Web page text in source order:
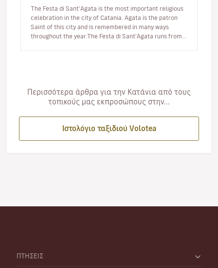
The Festa di Sant'Agata is the most important religious
celebration in the city of Catania. Agata is the patron
Saint of this city and is remembered in many ways
throughout the year.The Festa di Sant'Agata runs from
Περισσότερα άρθρα για την Κατάνια από τους
τοπικούς μας εκπροσώπους στην...
Ιστολόγιο ταξιδιού Volotea
ΠΤΗΣΕΙΣ